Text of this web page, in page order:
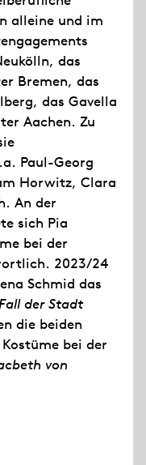
alleine und im
das
Bremen, das
das Gavella
Aachen. Zu
Paul-Georg
Horwitz, Clara
An der
sich Pia
bei der
2023/24
Schmid das
der Stadt
die beiden
bei der
von